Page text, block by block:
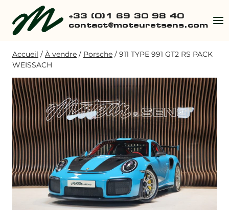
contenu
+33 (0)1 69 30 98 40
contact@moteuretsens.com
Accueil / À vendre / Porsche / 911 TYPE 991 GT2 RS PACK
WEISSACH